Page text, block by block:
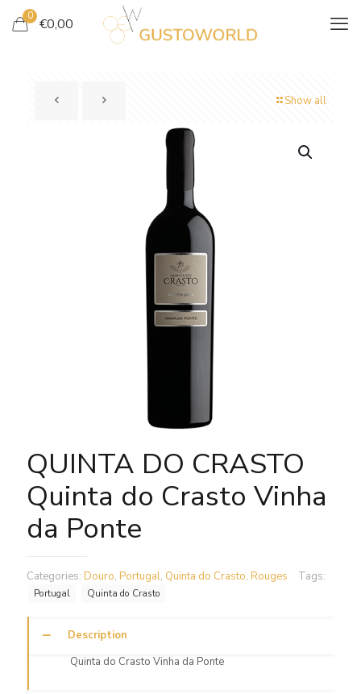
0 €0,00
Show all
QUINTA DO CRASTO
Quinta do Crasto Vinha
da Ponte
Categories: Douro, Portugal, Quinta do Crasto, Rouges Tags:
Portugal Quinta do Crasto
Description
Quinta do Crasto Vinha da Ponte